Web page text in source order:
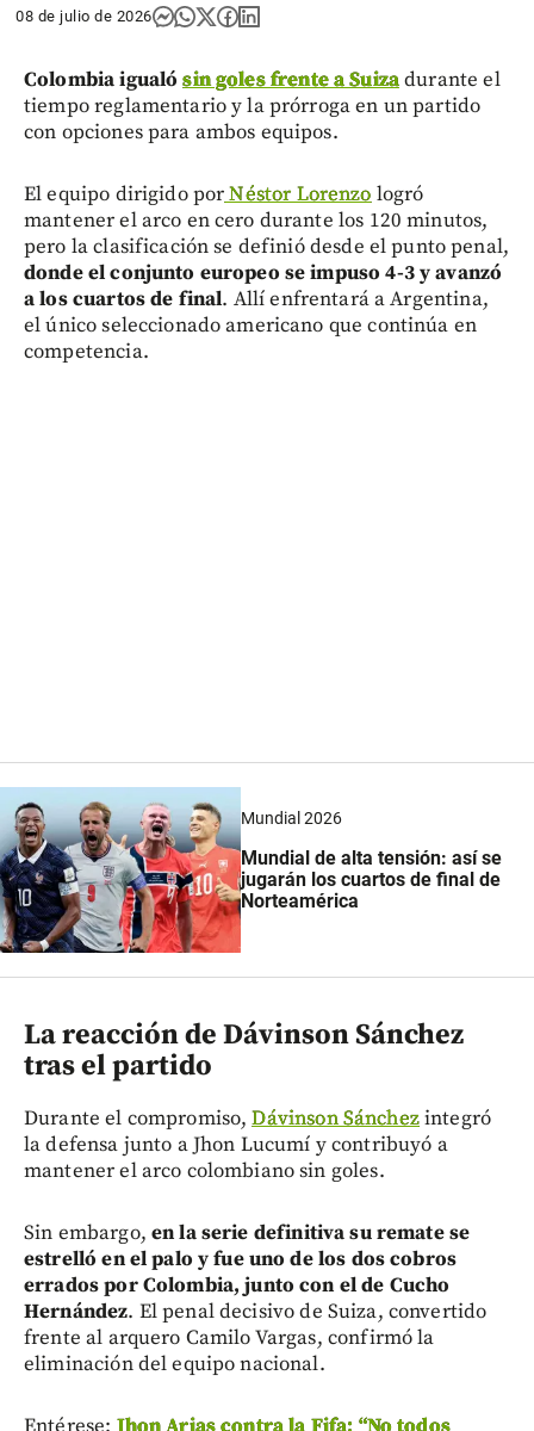
08 de julio de 2026
Colombia igualósin goles frente a Suizadurante el
tiempo reglamentario y la prórroga en un partido
con opciones para ambos equipos.
El equipo dirigido porNéstor Lorenzo logró
mantener el arco en cero durante los 120 minutos,
pero la clasificación se definió desde el punto penal,
donde el conjunto europeo se impuso 4-3 y avanzó
a los cuartos de final. Allí enfrentará a Argentina,
el único seleccionado americano que continúa en
competencia.
Mundial 2026
Mundial de alta tensión: así se
jugarán los cuartos de final de
Norteamérica
La reacción de Dávinson Sánchez
tras el partido
Durante el compromiso,Dávinson Sánchezintegró
la defensa junto a Jhon Lucumí y contribuyó a
mantener el arco colombiano sin goles.
Sin embargo, en la serie definitiva su remate se
estrelló en el palo y fue uno de los dos cobros
errados por Colombia, junto con el de Cucho
Hernández. El penal decisivo de Suiza, convertido
frente al arquero Camilo Vargas, confirmó la
eliminación del equipo nacional.